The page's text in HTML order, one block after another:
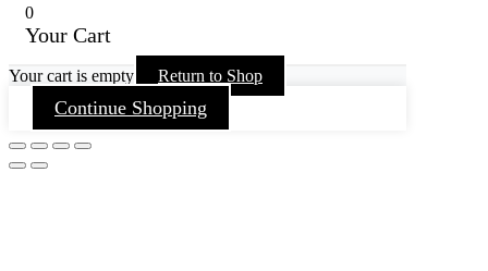
0
Your Cart
Your cart is empty Return to Shop
Continue Shopping